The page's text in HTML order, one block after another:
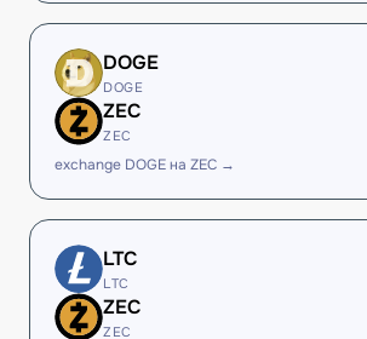
DOGE
DOGE
ZEC
ZEC
exchange DOGE на ZEC →
LTC
LTC
ZEC
ZEC